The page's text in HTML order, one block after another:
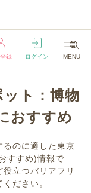
録 ログイン MENU
録 ログイン MENU
ト：博物
おすすめ
のに適した東京
すすめ)情報で
立つバリアフリ
ださい。